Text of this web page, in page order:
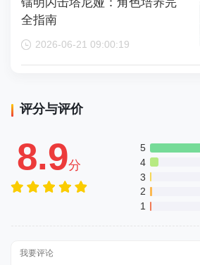
镭明闪击塔尼娅：角色培养完
全指南
2026-06-21 09:00:19
评分与评价
8.9分
5
4
3
2
1